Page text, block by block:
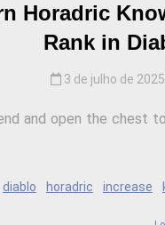
Horadric
Rank in
3 de julho de 2025
and open the chest
diablo horadric increase